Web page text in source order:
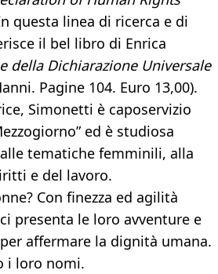
questa linea di ricerca e di
il bel libro di Enrica
della Dichiarazione Universale
Pagine 104. Euro 13,00).
Simonetti è caposervizio
ed è studiosa
tematiche femminili, alla
e del lavoro.
Con finezza ed agilità
presenta le loro avventure e
affermare la dignità umana.
i loro nomi.